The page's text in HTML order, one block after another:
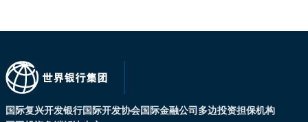
国际复兴开发银行国际开发协会国际金融公司多边投资担保机构